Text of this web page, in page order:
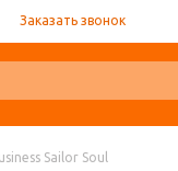
Заказать звонок
Sailor Soul